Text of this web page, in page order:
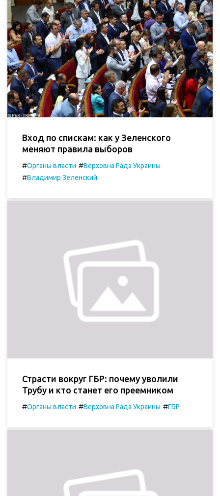
Вход по спискам: как у Зеленского
меняют правила выборов
#Органы власти #Верховна Рада Украины
#Владимир Зеленский
Страсти вокруг ГБР: почему уволили
Трубу и кто станет его преемником
#Органы власти #Верховна Рада Украины #ГБР